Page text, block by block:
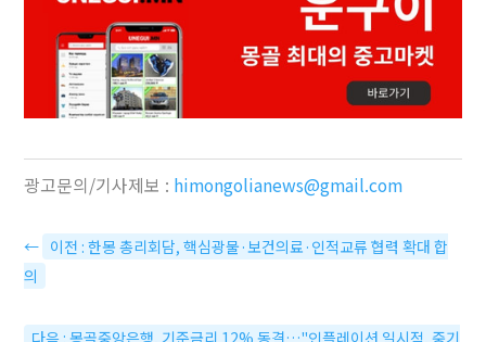
광고문의/기사제보 : himongolianews@gmail.com
← 이전 : 한몽 총리회담, 핵심광물·보건의료·인적교류 협력 확대 합
의
다음 : 몽골중앙은행, 기준금리 12% 동결…"인플레이션 일시적, 중기